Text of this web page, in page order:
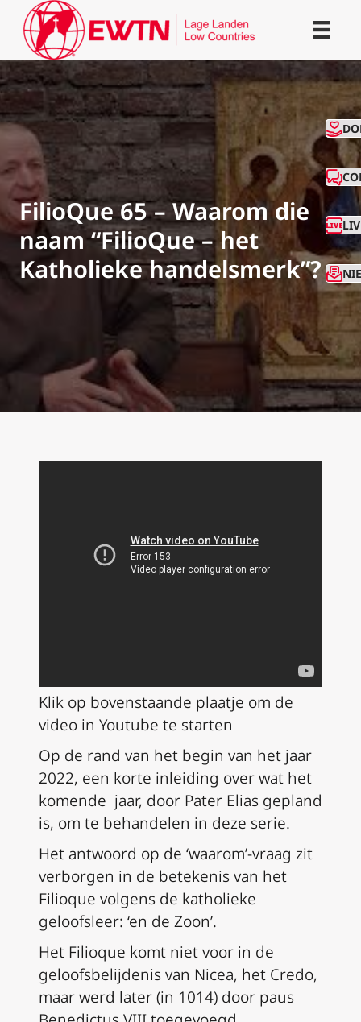
FilioQue 65 – Waarom die
naam “FilioQue – het
Katholieke handelsmerk”?
Klik op bovenstaande plaatje om de
video in Youtube te starten
Op de rand van het begin van het jaar
2022, een korte inleiding over wat het
komende jaar, door Pater Elias gepland
is, om te behandelen in deze serie.
Het antwoord op de ‘waarom’-vraag zit
verborgen in de betekenis van het
Filioque volgens de katholieke
geloofsleer: ‘en de Zoon’.
Het Filioque komt niet voor in de
geloofsbelijdenis van Nicea, het Credo,
maar werd later (in 1014) door paus